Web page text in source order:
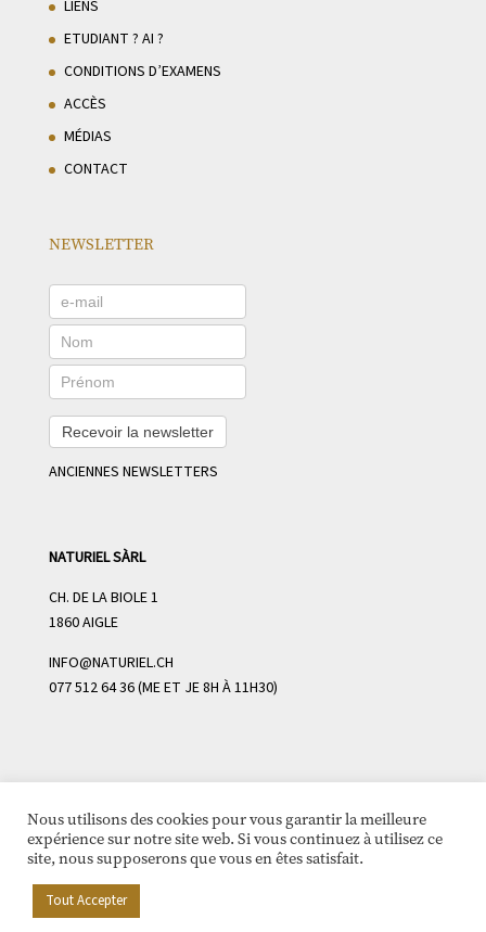
LIENS
ETUDIANT ? AI ?
CONDITIONS D’EXAMENS
ACCÈS
MÉDIAS
CONTACT
NEWSLETTER
Recevoir la newsletter
ANCIENNES NEWSLETTERS
NATURIEL SÀRL
CH. DE LA BIOLE 1
1860 AIGLE
INFO@NATURIEL.CH
077 512 64 36 (ME ET JE 8H À 11H30)
Naturiel ©2026
Nous utilisons des cookies pour vous garantir la meilleure
expérience sur notre site web. Si vous continuez à utilisez ce
site, nous supposerons que vous en êtes satisfait.
Tout Accepter